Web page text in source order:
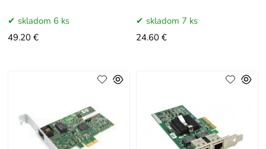
Ethernet karta s PCI-E rozhraním a
dvoma RJ-45
skladom 6 ks
49.20 €
skladom 7 ks
24.60 €